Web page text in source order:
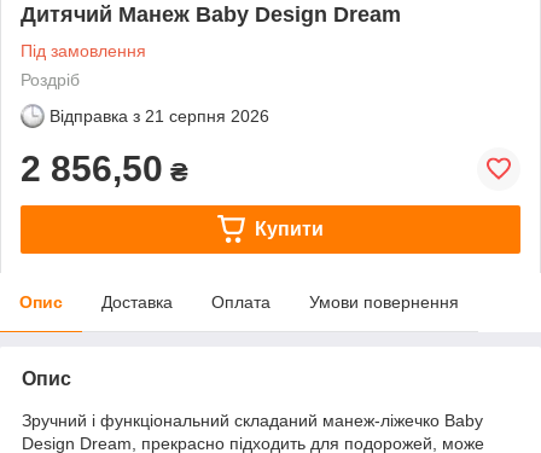
Дитячий Манеж Baby Design Dream
Під замовлення
Роздріб
Відправка з 21 серпня 2026
2 856,50 ₴
Купити
Опис Доставка Оплата Умови повернення
Опис
Зручний і функціональний складаний манеж-ліжечко Baby
Design Dream, прекрасно підходить для подорожей, може